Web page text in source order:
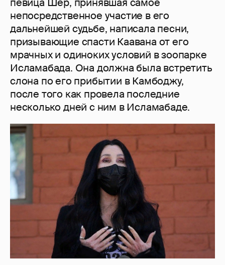
непосредственное участие в его
дальнейшей судьбе, написала песни,
призывающие спасти Каавана от его
мрачных и одиноких условий в зоопарке
Исламабада. Она должна была встретить
слона по его прибытии в Камбоджу,
после того как провела последние
несколько дней с ним в Исламабаде.